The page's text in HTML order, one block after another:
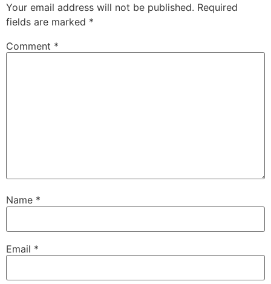
Your email address will not be published. Required
fields are marked *
Comment *
Name *
Email *